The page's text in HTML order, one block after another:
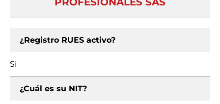
¿Registro RUES activo?
Si
¿Cuál es su NIT?